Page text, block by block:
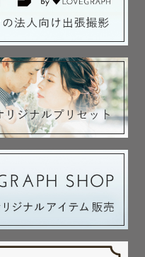
そばにある存在は当た
私は『だれかと大切な
した。
真は、撮ってくれてい
思います。
います。
い瞬間を、笑顔も泣き顔
せて頂きます🌸
。未来の自分へ、未来